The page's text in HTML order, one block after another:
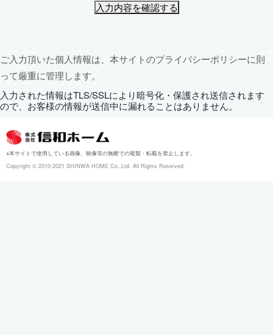
入力内容を確認する
ご入力頂いた個人情報は、本サイトのプライバシーポリシーに則
って厳重に管理します。
入力された情報はTLS/SSLにより暗号化・保護され送信されます
ので、 お客様の情報が送信中に漏れることはありません。
※本サイトで使用している画像、映像等の無断での複製・転載を禁止します。
Copyright ©︎ 2010-2021 SHINWA HOME Co.,Ltd. All Rights Reserved.